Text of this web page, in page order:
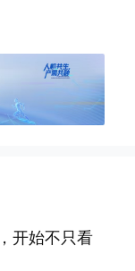
开始不只看